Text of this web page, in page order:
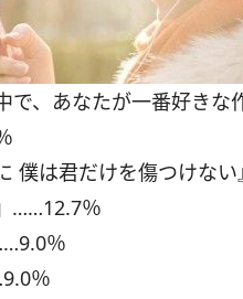
で、あなたが一番好きな
僕は君だけを傷つけな
……12.7％
％
％